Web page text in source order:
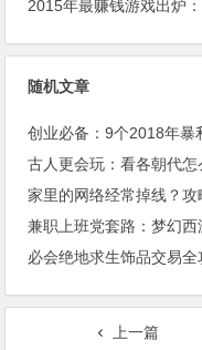
随机文章
创业必备：9个2018年暴
古人更会玩：看各朝代怎
家里的网络经常掉线？攻
兼职上班党套路：梦幻
必会绝地求生饰品交易全
上一篇